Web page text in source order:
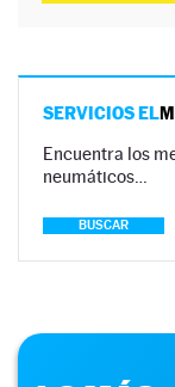
SERVICIOS EL
Encuentra los
neumáticos…
BUSCAR